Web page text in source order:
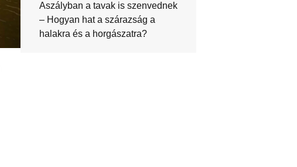
Aszályban a tavak is szenvednek
– Hogyan hat a szárazság a
halakra és a horgászatra?